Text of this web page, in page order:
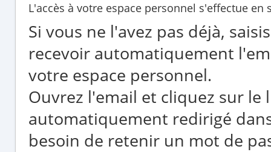
L'accès à votre espace personnel s'effectue
Si vous ne l'avez pas déjà,
recevoir automatiquement
votre espace personnel.
Ouvrez l'email et cliquez sur le
automatiquement redirigé
besoin de retenir un mot de